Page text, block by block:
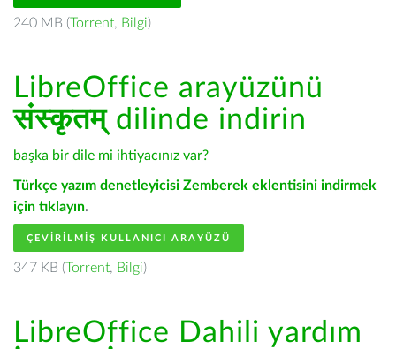
240 MB (Torrent, Bilgi)
LibreOffice arayüzünü
संस्कृतम्dilinde indirin
başka bir dile mi ihtiyacınız var?
Türkçe yazım denetleyicisi Zemberek eklentisini indirmek
için tıklayın.
ÇEVIRILMIŞ KULLANICI ARAYÜZÜ
347 KB (Torrent, Bilgi)
LibreOffice Dahili yardım